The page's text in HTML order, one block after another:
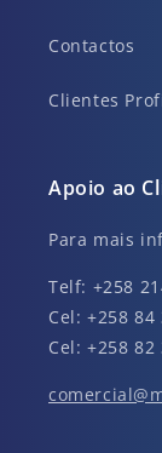
Contactos
Clientes
Apoio ao
Para mais
Telf: +258
Cel: +258 84
Cel: +258 82